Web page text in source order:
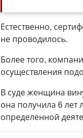
Естественно,
не проводилось.
Более того,
осуществления
В суде женщина
она получила 6
определенной